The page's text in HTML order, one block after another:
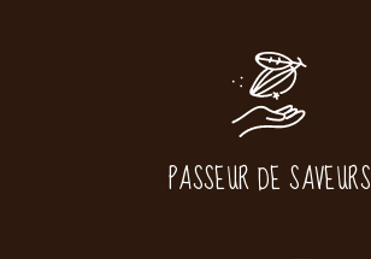
PASSEUR DE SAVEURS